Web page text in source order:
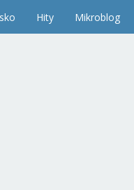
Hity Mikroblog